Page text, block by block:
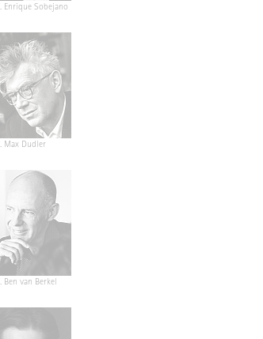
Enrique Sobejano
Max Dudler
Ben van Berkel